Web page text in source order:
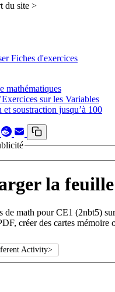
du site >
Fiches d'exercices
mathématiques
sur les Variables
soustraction jusqu’à 100
la
de math pour CE1 (2nbt5)
créer des cartes
Activity>